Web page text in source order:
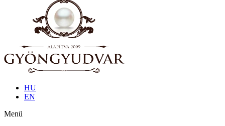
HU
EN
Menü